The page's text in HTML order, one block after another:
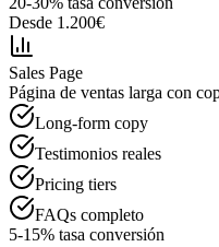
Desde 1.200€
Sales Page
Página de ventas larga con
Long-form copy
Testimonios reales
Pricing tiers
FAQs completo
5-15% tasa conversión